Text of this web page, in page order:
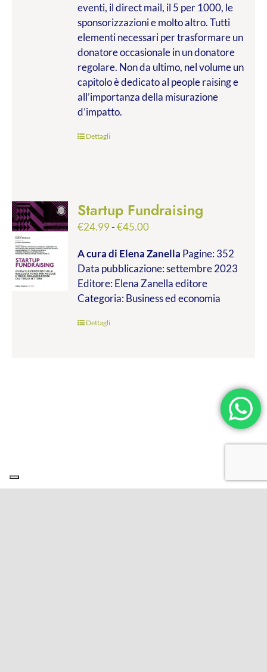
eventi, il direct mail, il 5 per 1000, le
sponsorizzazioni e molto altro. Tutti
elementi necessari per trasformare un
donatore occasionale in un donatore
regolare. Non da ultimo, nel volume un
capitolo è dedicato al people raising e
all’importanza della misurazione
d’impatto.
Dettagli
Startup Fundraising
€24.99-€45.00Fascia
prezzo:
da
€24.99
a
A cura di Elena Zanella Pagine: 352
Data pubblicazione: settembre 2023
Editore: Elena Zanella editore
Categoria: Business ed economia
Dettagli